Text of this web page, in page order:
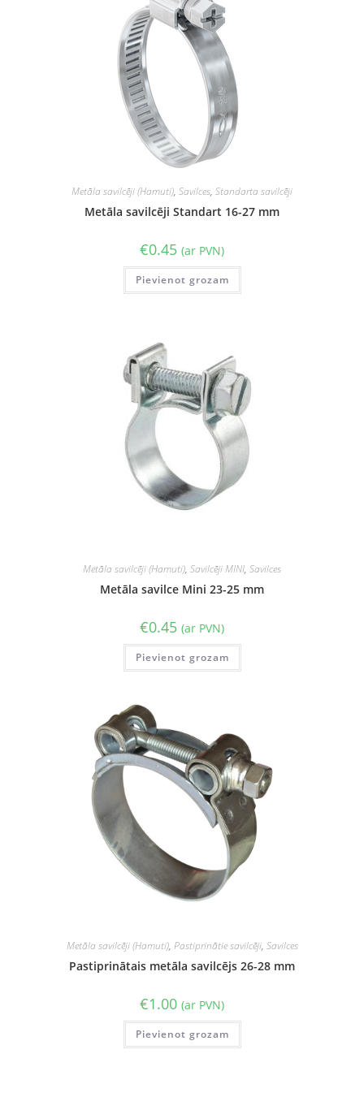
Metāla savilcēji (Hamuti), Savilces, Standarta savilcēji
Metāla savilcēji Standart 16-27 mm
€0.45 (ar PVN)
Pievienot grozam
Metāla savilcēji (Hamuti), Savilcēji MINI, Savilces
Metāla savilce Mini 23-25 mm
€0.45 (ar PVN)
Pievienot grozam
Metāla savilcēji (Hamuti), Pastiprinātie savilcēji, Savilces
Pastiprinātais metāla savilcējs 26-28 mm
€1.00 (ar PVN)
Pievienot grozam